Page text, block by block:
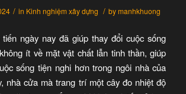
/ in Kinh nghiệm xây dựng / bymanhkhuong
ngày nay đã giúp thay đổi cuộc sống
ít về mặt vật chất lẫn tinh thần, giúp
sống tiện nghi hơn trong ngôi nhà của
nhà cửa mà trang trí một cây đo nhiệt độ